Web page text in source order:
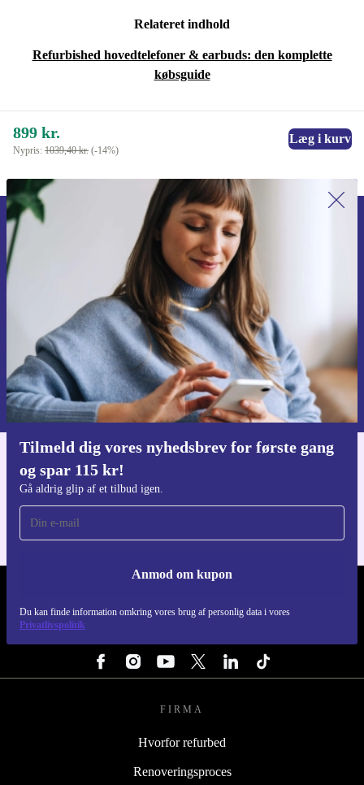
Relateret indhold
Refurbished hovedtelefoner & earbuds: den komplette
købsguide
899 kr.
Nypris: 1039,40 kr. (-14%)
Læg i kurv
Tilmeld dig vores nyhedsbrev for første gang
og spar 115 kr!
Gå aldrig glip af et tilbud igen.
Anmod om kupon
Du kan finde information omkring vores brug af personlig data i vores
Privatlivspolitik
Tilmeld dig vores nyhedsbrev for
første gang og spar 115 kr!
Gå aldrig glip af et tilbud igen.
Anmod om kupon
Du kan finde information omkring vores brug af personlig data i vores
Privatlivspolitik.
Til iOS og Android
FIRMA
Hvorfor refurbed
Renoveringsproces